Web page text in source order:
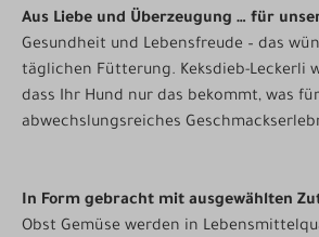
Aus Liebe und Überzeugung … für
Gesundheit und Lebensfreude – das
täglichen Fütterung. Keksdieb-Leckerli
dass Ihr Hund nur das bekommt, was
abwechslungsreiches
In Form gebracht mit ausgewählten
Obst Gemüse werden in